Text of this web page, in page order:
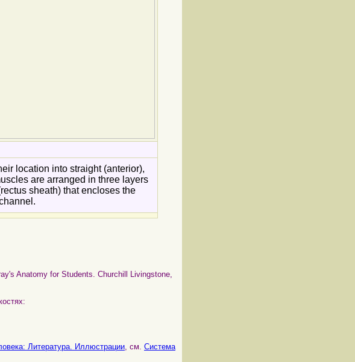
location into straight (anterior),
are arranged in three layers
sheath) that encloses the
Anatomy for Students. Churchill Livingstone,
Литература. Иллюстрации, см. Система